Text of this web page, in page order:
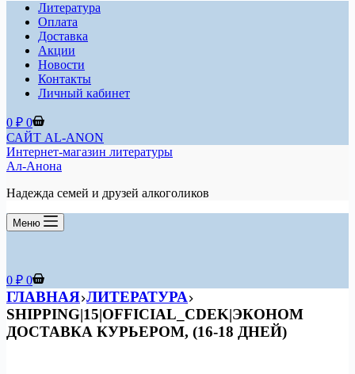
Литература
Оплата
Доставка
Акции
Новости
Контакты
Личный кабинет
Корзина
0 ₽ 0
САЙТ AL-ANON
Интернет-магазин литературы
Ал-Анона
Надежда семей и друзей алкоголиков
Меню
Корзина
0 ₽ 0
ГЛАВНАЯ ЛИТЕРАТУРА
SHIPPING|15|OFFICIAL_CDEK|ЭКОНОМ
ДОСТАВКА КУРЬЕРОМ, (16-18 ДНЕЙ)